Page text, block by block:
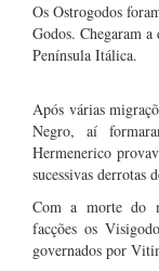
Os Ostrogodos
Godos. Chegaram
Península Itálica.
Após várias
Negro, aí
Hermenerico
sucessivas derrotas
Com a morte do
facções os
governados por